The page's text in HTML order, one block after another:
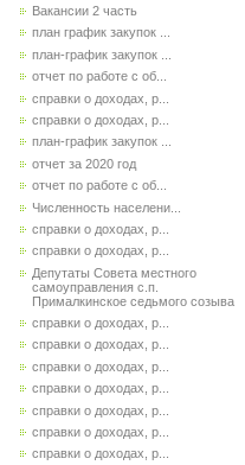
Вакансии 2 часть
план график закупок ...
план-график закупок ...
отчет по работе с об...
справки о доходах, р...
справки о доходах, р...
план-график закупок ...
отчет за 2020 год
отчет по работе с об...
Численность населени...
справки о доходах, р...
справки о доходах, р...
Депутаты Совета местного
самоуправления с.п.
Прималкинское седьмого созыва
справки о доходах, р...
справки о доходах, р...
справки о доходах, р...
справки о доходах, р...
справки о доходах, р...
справки о доходах, р...
справки о доходах, р...